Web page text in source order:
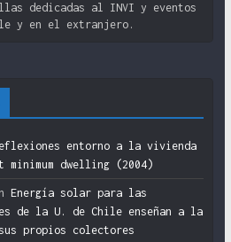
dedicadas al INVI y eventos
y en el extranjero.
entorno a la vivienda
minimum dwelling (2004)
Energía solar para las
de la U. de Chile enseñan a la
propios colectores